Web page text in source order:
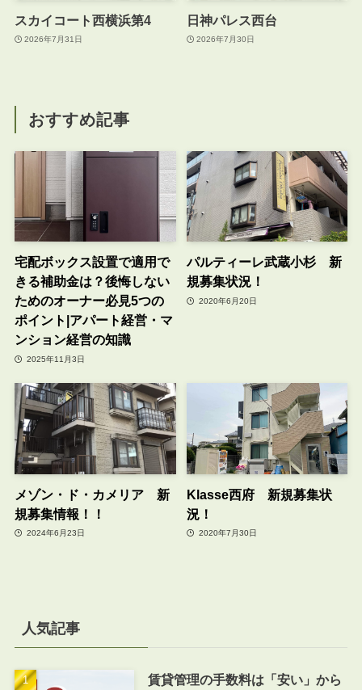
スカイコート西横浜第4
2026年7月31日
日神パレス西台
2026年7月30日
おすすめ記事
宅配ボックス設置で適用で
きる補助金は？後悔しない
ためのオーナー必見5つの
ポイント|アパート経営・マ
ンション経営の知識
2025年11月3日
パルティーレ武蔵小杉 新
規募集状況！
2020年6月20日
メゾン・ド・カメリア 新
規募集情報！！
2024年6月23日
Klasse西府 新規募集状
況！
2020年7月30日
人気記事
賃貸管理の手数料は「安い」から